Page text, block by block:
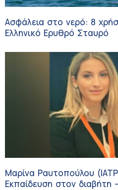
Ασφάλεια στο νερό: 8
Ελληνικό Ερυθρό Σταυρό
Μαρίνα Ραυτοπούλου
Εκπαίδευση στον